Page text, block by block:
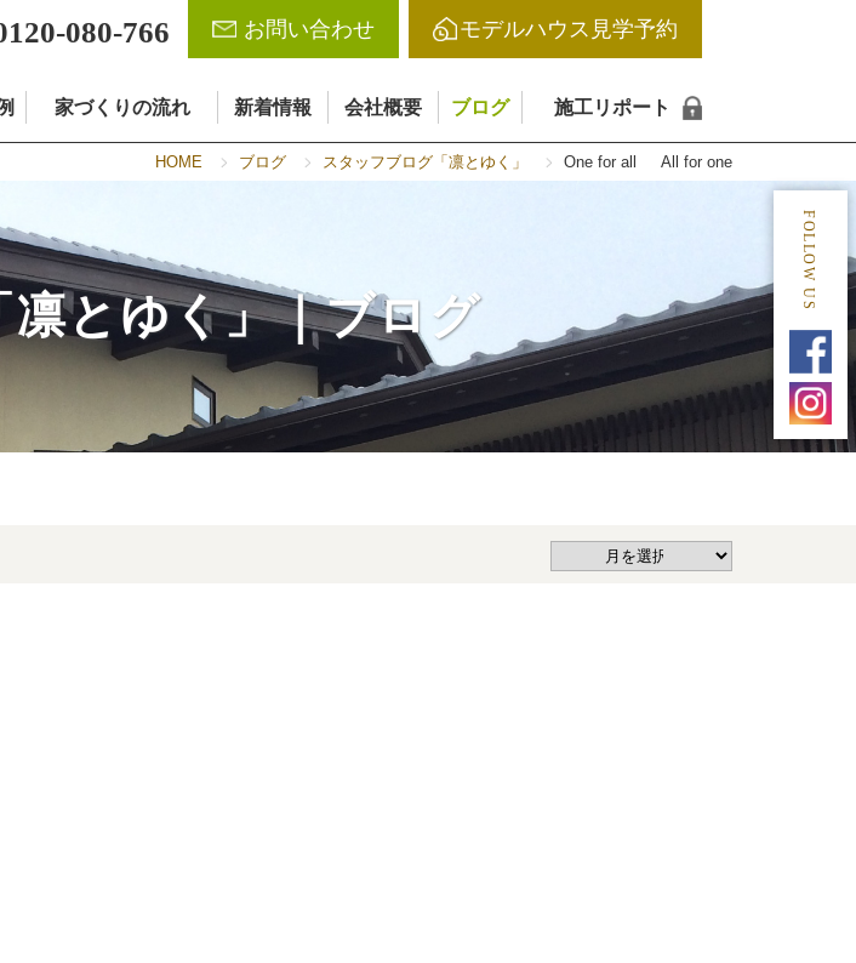
080-766 お問い合わせ モデルハウス見学予約
家づくりの流れ 新着情報 会社概要 ブログ 施工リポート
FOLLOW US
HOME ブログ スタッフブログ「凛とゆく」 One for all All for one
とゆく」｜ブログ